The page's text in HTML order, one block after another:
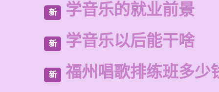
新 学音乐的就业前景
新 学音乐以后能干啥
新 福州唱歌排练班多少